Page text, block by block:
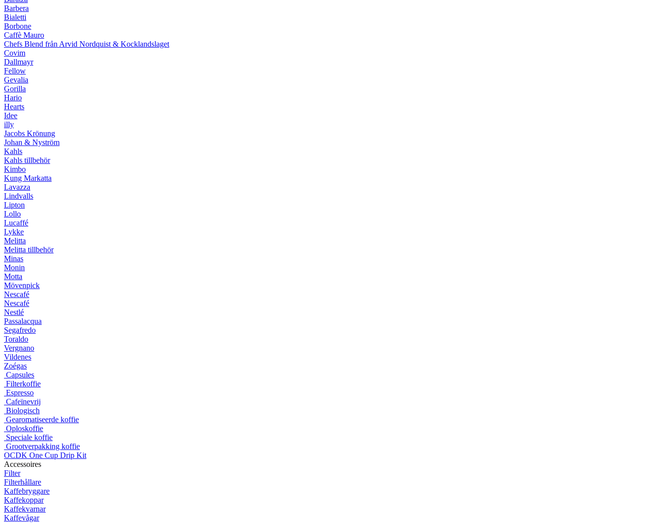
Barbera
Bialetti
Borbone
Caffè Mauro
Chefs Blend från Arvid Nordquist & Kocklandslaget
Covim
Dallmayr
Fellow
Gevalia
Gorilla
Hario
Hearts
Idee
illy
Jacobs Krönung
Johan & Nyström
Kahls
Kahls tillbehör
Kimbo
Kung Markatta
Lavazza
Lindvalls
Lipton
Lollo
Lucaffé
Lykke
Melitta
Melitta tillbehör
Minas
Monin
Motta
Mövenpick
Nescafé
Nescafé
Nestlé
Passalacqua
Segafredo
Toraldo
Vergnano
Vildenes
Zoégas
Capsules
Filterkoffie
Espresso
Cafeïnevrij
Biologisch
Gearomatiseerde koffie
Oploskoffie
Speciale koffie
Grootverpakking koffie
OCDK One Cup Drip Kit
Accessoires
Filter
Filterhållare
Kaffebryggare
Kaffekoppar
Kaffekvarnar
Kaffevågar